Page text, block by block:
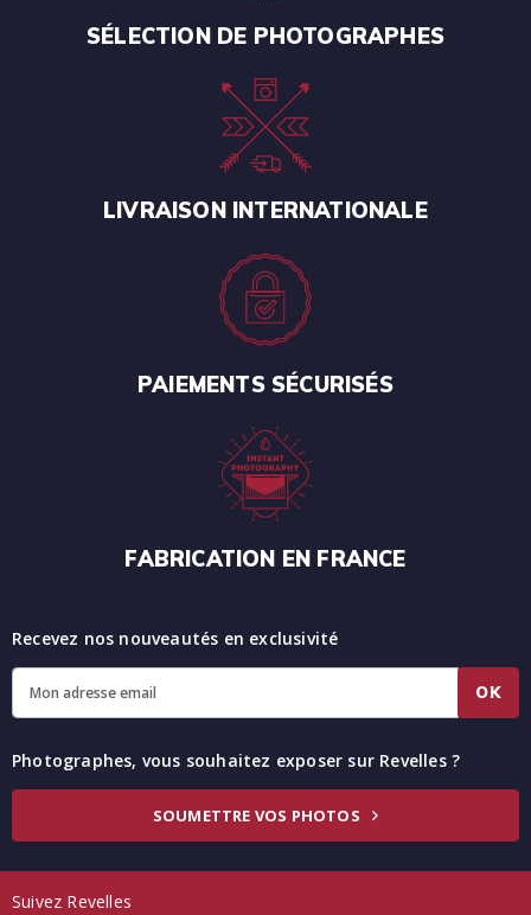
SÉLECTION DE PHOTOGRAPHES
LIVRAISON INTERNATIONALE
PAIEMENTS SÉCURISÉS
FABRICATION EN FRANCE
Recevez nos nouveautés en exclusivité
OK
Photographes, vous souhaitez exposer sur Revelles ?
SOUMETTRE VOS PHOTOS
Suivez Revelles